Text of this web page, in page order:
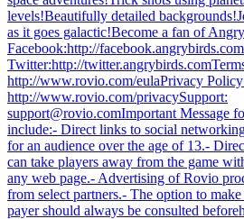
levels!Beautifully detailed
as it goes galactic!Become a fan of
Facebook:http://
Twitter:http://
http://www.rovio.com/eulaPrivacy
http://www.rovio.com/privacySupport:
support@rovio.comImportant Message
include:- Direct links to social
for an audience over the age of 13.-
can take players away from the game
any web page.- Advertising of Rovio
from select partners.- The option to
payer should always be consulted